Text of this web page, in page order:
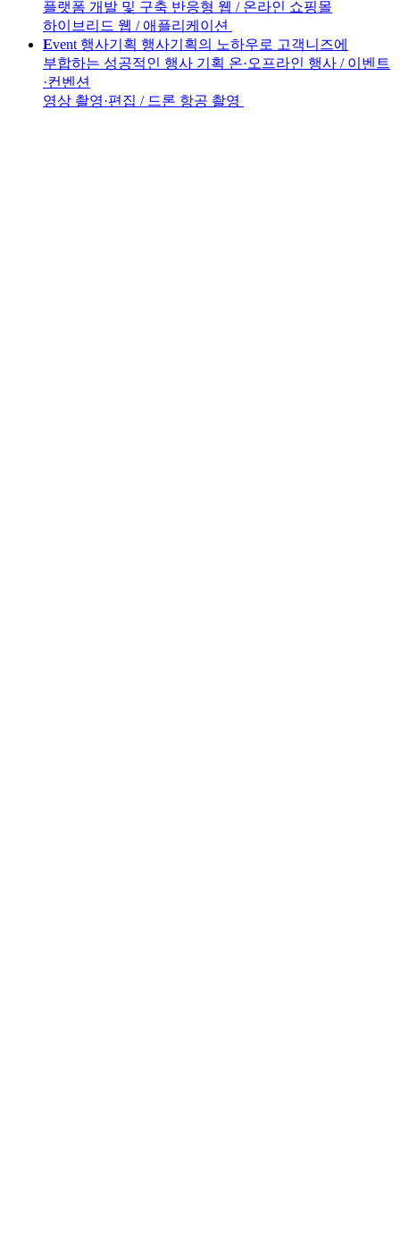
플랫폼 개발 및 구축 반응형 웹 / 온라인 쇼핑몰
하이브리드 웹 / 애플리케이션
Event 행사기획 행사기획의 노하우로 고객니즈에
부합하는 성공적인 행사 기획 온·오프라인 행사 / 이벤트
·컨벤션
영상 촬영·편집 / 드론 항공 촬영